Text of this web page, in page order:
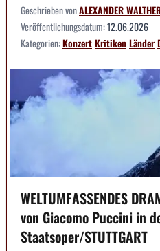
Geschrieben vonALEXANDER
Veröffentlichungsdatum:12.06.2026
Kategorien:KonzertKritikenLänder
WELTUMFASSENDES
von Giacomo Puccini in
Staatsoper/STUTTGART